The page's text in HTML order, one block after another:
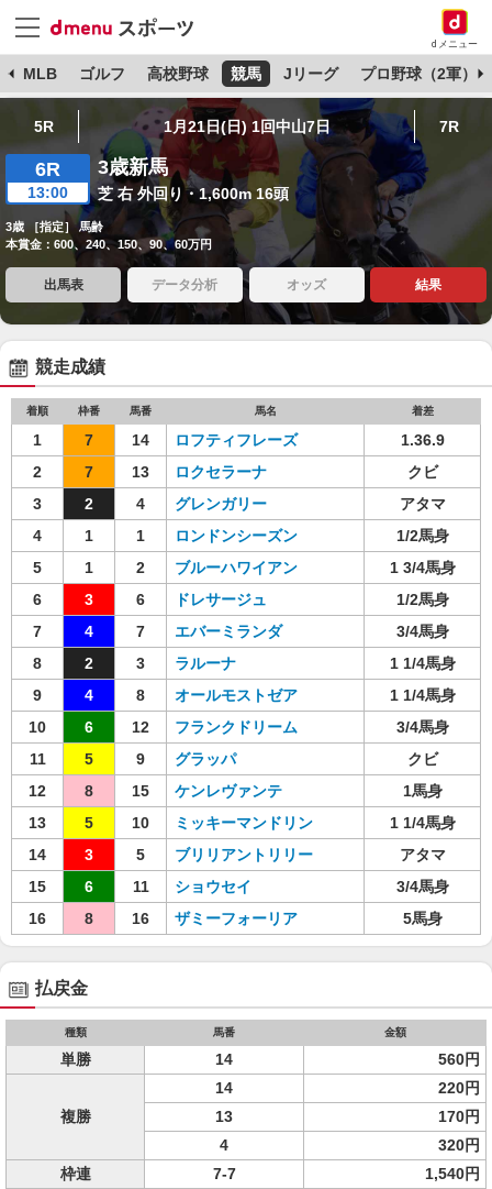
dメニュー
MLB ゴルフ 高校野球 競馬 Jリーグ プロ野球（2軍）
5R 1月21日(日) 1回中山7日 7R
6R
13:00
3歳新馬
芝 右 外回り・1,600m 16頭
3歳 ［指定］ 馬齢
本賞金：600、240、150、90、60万円
出馬表 データ分析 オッズ 結果
競走成績
着順 枠番 馬番 馬名 着差
1 7 14 ロフティフレーズ
1.36.9
2
7 13 ロクセラーナ
クビ
3
2 4 グレンガリー
アタマ
4
1 1 ロンドンシーズン
1/2馬身
5
1 2 ブルーハワイアン
1 3/4馬身
6
3 6 ドレサージュ
1/2馬身
7
4 7 エバーミランダ
3/4馬身
8
2 3 ラルーナ
1 1/4馬身
9
4 8 オールモストゼア
1 1/4馬身
10
6 12 フランクドリーム
3/4馬身
11
5 9 グラッパ
クビ
12
8 15 ケンレヴァンテ
1馬身
13
5 10 ミッキーマンドリン
1 1/4馬身
14
3 5 ブリリアントリリー
アタマ
15
6 11 ショウセイ
3/4馬身
16
8 16 ザミーフォーリア 5馬身
払戻金
種類 馬番 金額
単勝 14 560円
複勝
14
220円
13
170円
4
320円
枠連
7-7
1,540円